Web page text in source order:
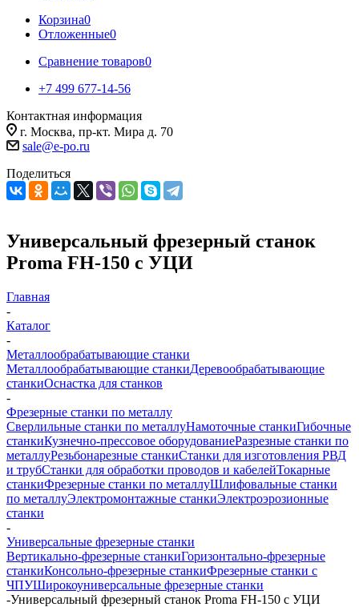
Корзина0
Отложенные0
Сравнение товаров0
+7 499 677-14-56
Контактная информация
г. Москва, пр-кт. Мира д. 70
sale@e-po.ru
Поделиться
Универсальный фрезерный станок
Proma FH-150 с УЦИ
Главная
-
Каталог
-
Металлообрабатывающие станки
Металлообрабатывающие станкиДеревообрабатывающие
станкиОснастка для станков
-
Фрезерные станки по металлу
Сверлильные станки по металлуНамоточные станкиГибочные
станкиКузнечно-прессовое оборудованиеРазрезные станки по
металлуРезьбонарезные станкиСтанки для изготовления РВД
и трубСтанки для обработки проводов и кабелейТокарные
станкиФрезерные станки по металлуШлифовальные станки
по металлуЭлектромонтажные станкиЭлектроэрозионные
станки
-
Универсальные фрезерные станки
Вертикально-фрезерные станкиГоризонтально-фрезерные
станкиКонсольно-фрезерные станкиФрезерные станки с
ЧПУШирокоуниверсальные фрезерные станки
-Универсальный фрезерный станок Proma FH-150 с УЦИ